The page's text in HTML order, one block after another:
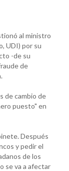
al ministro
UDI) por su
-de su
de
de cambio de
puesto" en
Después
y pedir el
de los
se va a afectar